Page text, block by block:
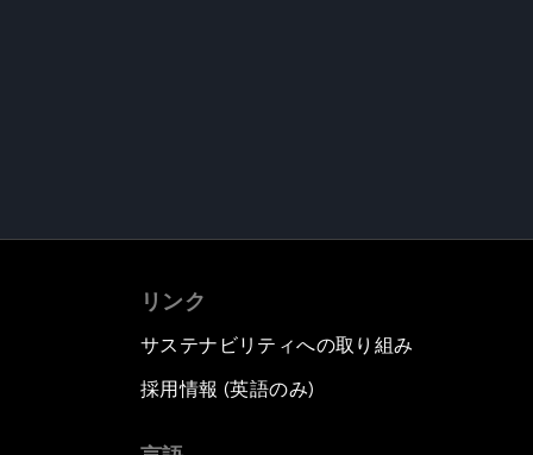
リンク
サステナビリティへの取り組み
採用情報 (英語のみ)